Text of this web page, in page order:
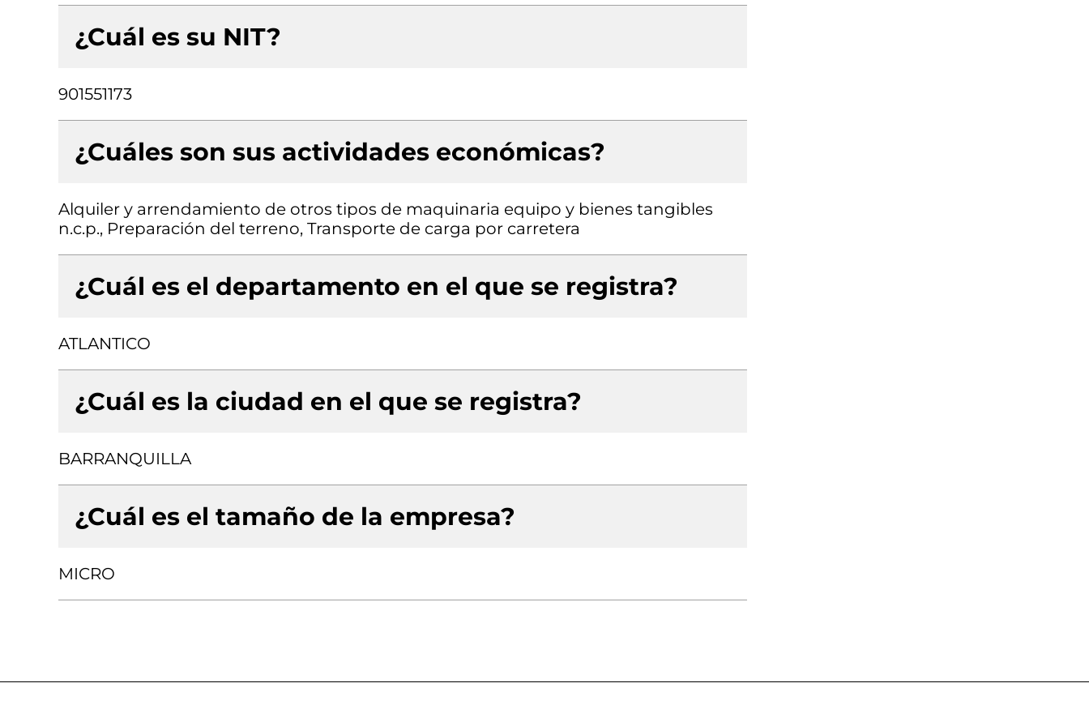
¿Cuál es su NIT?
901551173
¿Cuáles son sus actividades económicas?
Alquiler y arrendamiento de otros tipos de maquinaria equipo y bienes tangibles
n.c.p., Preparación del terreno, Transporte de carga por carretera
¿Cuál es el departamento en el que se registra?
ATLANTICO
¿Cuál es la ciudad en el que se registra?
BARRANQUILLA
¿Cuál es el tamaño de la empresa?
MICRO